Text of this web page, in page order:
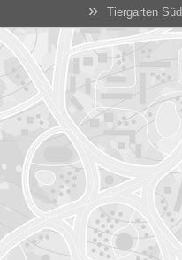
» Tiergarten Süd